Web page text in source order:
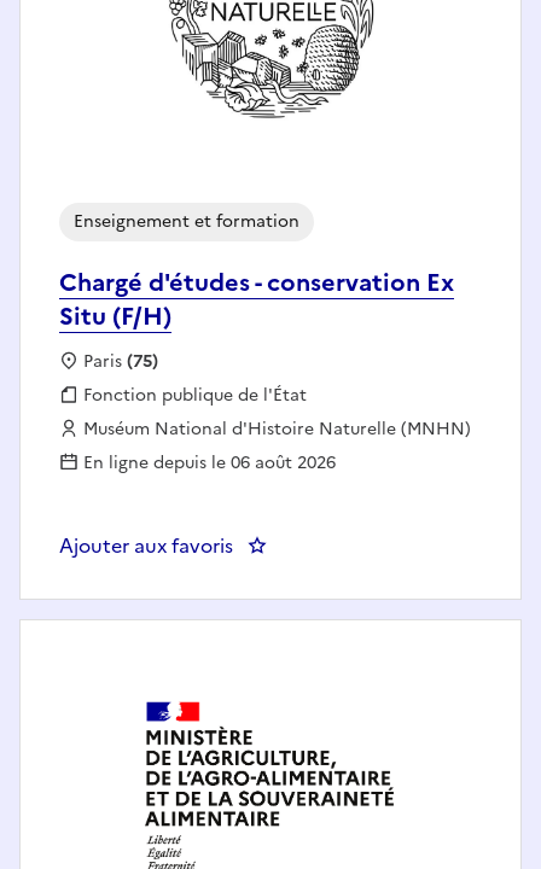
Chargé d'études - conservation Ex
Situ (F/H)
Enseignement et formation
Localisation :
Paris(75)
Fonction publique :
Fonction publique de l'État
Employeur :
Muséum National d'Histoire Naturelle (MNHN)
En ligne depuis le 06 août 2026
Ajouter aux favoris : Chargé d'études - conservation